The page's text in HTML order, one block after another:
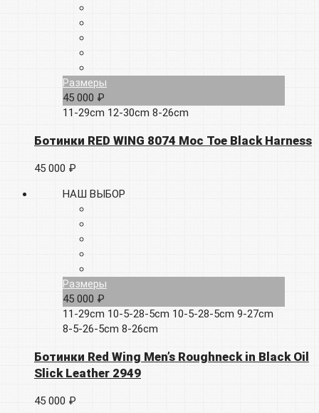
Размеры
45 000 ₽
11-29cm 12-30cm 8-26cm
Ботинки RED WING 8074 Moc Toe Black Harness
45 000 ₽
НАШ ВЫБОР
Размеры
45 000 ₽
11-29cm 10-5-28-5cm 10-5-28-5cm 9-27cm
8-5-26-5cm 8-26cm
Ботинки Red Wing Men’s Roughneck in Black Oil
Slick Leather 2949
45 000 ₽